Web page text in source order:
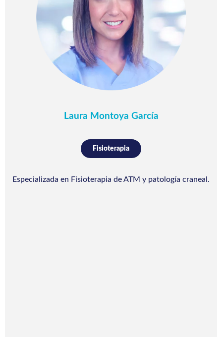
Laura Montoya García
Fisioterapia
Especializada en Fisioterapia de ATM y patología craneal.